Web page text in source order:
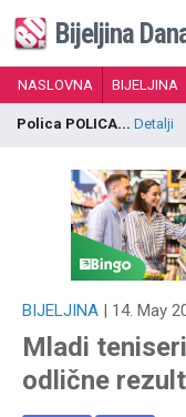
Bijeljina
NASLOVNA BIJELJINA
Polica POLICA... Detalji
BIJELJINA | 14. May
Mladi
odlične